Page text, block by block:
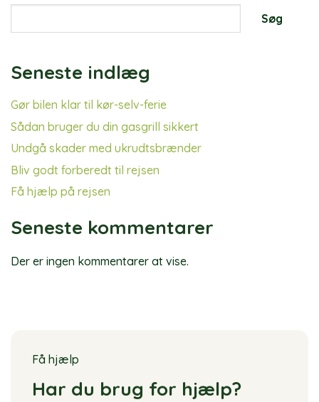
Søg
Seneste indlæg
Gør bilen klar til kør-selv-ferie
Sådan bruger du din gasgrill sikkert
Undgå skader med ukrudtsbrænder
Bliv godt forberedt til rejsen
Få hjælp på rejsen
Seneste kommentarer
Der er ingen kommentarer at vise.
Få hjælp
Har du brug for hjælp?